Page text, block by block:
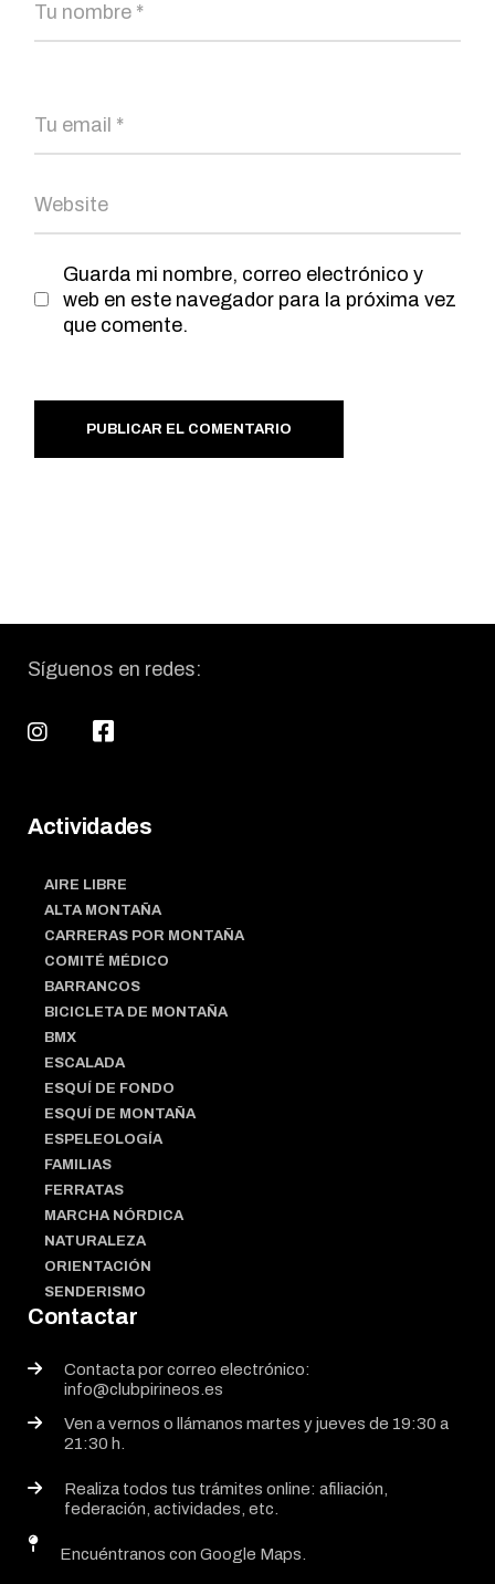
Guarda mi nombre, correo electrónico y
web en este navegador para la próxima vez
que comente.
PUBLICAR EL COMENTARIO
Síguenos en redes:
Actividades
AIRE LIBRE
ALTA MONTAÑA
CARRERAS POR MONTAÑA
COMITÉ MÉDICO
BARRANCOS
BICICLETA DE MONTAÑA
BMX
ESCALADA
ESQUÍ DE FONDO
ESQUÍ DE MONTAÑA
ESPELEOLOGÍA
FAMILIAS
FERRATAS
MARCHA NÓRDICA
NATURALEZA
ORIENTACIÓN
SENDERISMO
Contactar
Contacta por correo electrónico:
info@clubpirineos.es
Ven a vernos o llámanos martes y jueves de 19:30 a
21:30 h.
Realiza todos tus trámites online: afiliación,
federación, actividades, etc.
Encuéntranos con Google Maps.